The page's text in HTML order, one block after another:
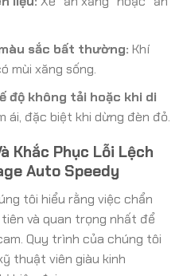
sắc bất thường: Khí
mùi xăng sống.
độ không tải hoặc khi di
ái, đặc biệt khi dừng đèn đỏ.
Khắc Phục Lỗi Lệch
Auto Speedy
tôi hiểu rằng việc chẩn
và quan trọng nhất để
Quy trình của chúng tôi
thuật viên giàu kinh